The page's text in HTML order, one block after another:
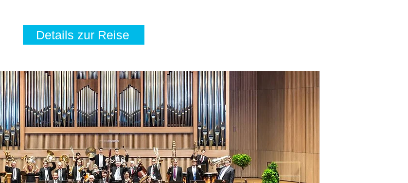
Details zur Reise